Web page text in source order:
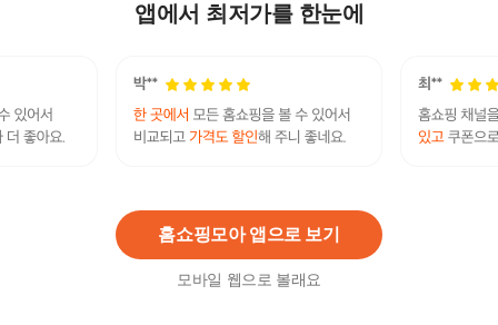
앱에서 최저가를 한눈에
홈쇼핑모아 앱으로 보기
모바일 웹으로 볼래요
워 고양이, 1개, 아이
리
타워 고양이, 1개, 그레
20,700원
양이 장난감 애착인형
스크레쳐, 1세트, 당근
8,900
난감
합
파이코인사는곳돈세탁당일정산